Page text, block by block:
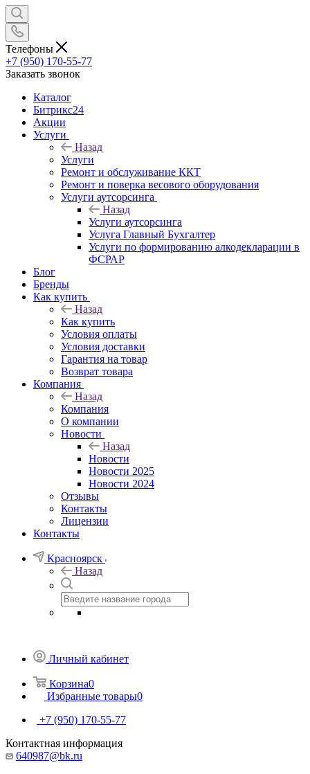
Телефоны
+7 (950) 170-55-77
Заказать звонок
Каталог
Битрикс24
Акции
Услуги
Назад
Услуги
Ремонт и обслуживание ККТ
Ремонт и поверка весового оборудования
Услуги аутсорсинга
Назад
Услуги аутсорсинга
Услуга Главный Бухгалтер
Услуги по формированию алкодекларации в
ФСРАР
Блог
Бренды
Как купить
Назад
Как купить
Условия оплаты
Условия доставки
Гарантия на товар
Возврат товара
Компания
Назад
Компания
О компании
Новости
Назад
Новости
Новости 2025
Новости 2024
Отзывы
Контакты
Лицензии
Контакты
Красноярск
Назад
Личный кабинет
Корзина0
Избранные товары0
+7 (950) 170-55-77
Контактная информация
640987@bk.ru